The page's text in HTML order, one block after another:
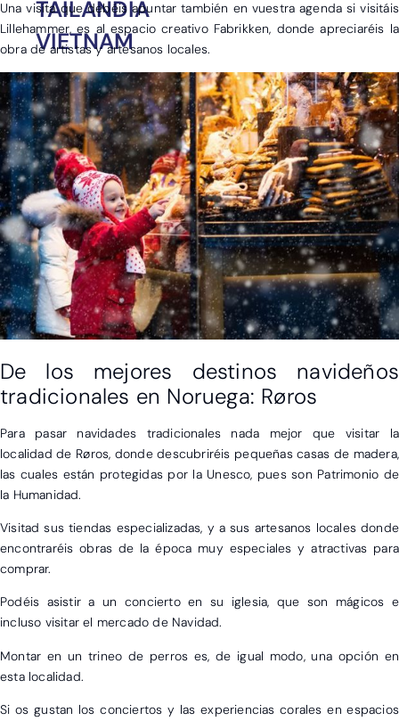
TAILANDIA
VIETNAM
X
Una visita que debéis apuntar también en vuestra agenda si visitáis
Lillehammer, es al espacio creativo Fabrikken, donde apreciaréis la
obra de artistas y artesanos locales.
De los mejores destinos navideños
tradicionales en Noruega: Røros
Para pasar navidades tradicionales nada mejor que visitar la
localidad de Røros, donde descubriréis pequeñas casas de madera,
las cuales están protegidas por la Unesco, pues son Patrimonio de
la Humanidad.
Visitad sus tiendas especializadas, y a sus artesanos locales donde
encontraréis obras de la época muy especiales y atractivas para
comprar.
Podéis asistir a un concierto en su iglesia, que son mágicos e
incluso visitar el mercado de Navidad.
Montar en un trineo de perros es, de igual modo, una opción en
esta localidad.
Si os gustan los conciertos y las experiencias corales en espacios